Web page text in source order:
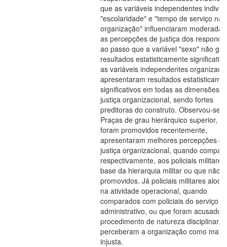
que as variáveis independentes
"escolaridade" e "tempo de serviço na
organização" influenciaram
as percepções de justiça dos
ao passo que a variável "sexo" não
resultados estatisticamente
as variáveis independentes
apresentaram resultados
significativos em todas as dimensões
justiça organizacional, sendo fortes
preditoras do construto. Observou-se
Praças de grau hierárquico superior,
foram promovidos recentemente,
apresentaram melhores percepções de
justiça organizacional, quando
respectivamente, aos policiais
base da hierarquia militar ou que não
promovidos. Já policiais militares
na atividade operacional, quando
comparados com policiais do serviço
administrativo, ou que foram acusados
procedimento de natureza disciplinar,
perceberam a organização como mais
injusta.